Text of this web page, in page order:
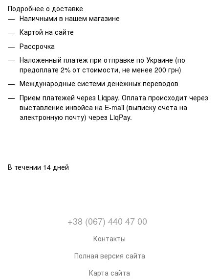
Подробнее о доставке
Наличными в нашем магазине
Картой на сайте
Рассрочка
Наложенный платеж при отправке по Украине (по
предоплате 2% от стоимости, не менее 200 грн)
Международные системи денежных переводов
Прием платежей через Liqpay. Оплата происходит через
выставление инвойса на E-mail (выписку счета на
электронную почту) через LiqPay.
В течении 14 дней
+38 (067) 440 47 00
Контакты
Полная версия сайта
Карта сайта